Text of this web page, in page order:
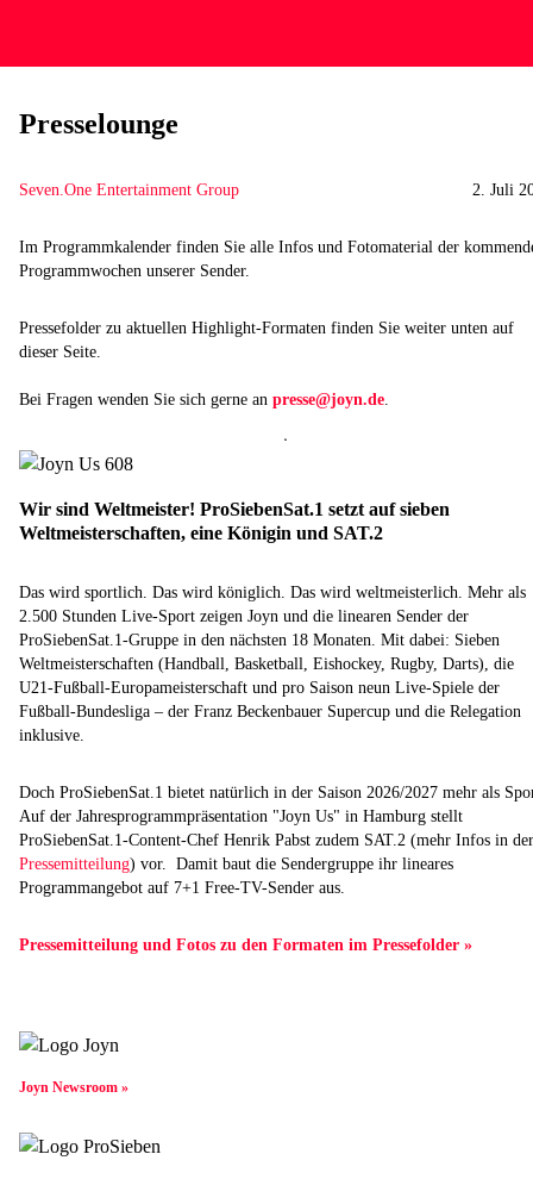
Presselounge
Seven.One Entertainment Group 2. Juli
Im Programmkalender finden Sie alle Infos und Fotomaterial der
Programmwochen unserer Sender.
Pressefolder zu aktuellen Highlight-Formaten finden Sie weiter unten auf
dieser Seite.
Bei Fragen wenden Sie sich gerne an presse@joyn.de.
Wir sind Weltmeister! ProSiebenSat.1 setzt auf sieben
Weltmeisterschaften, eine Königin und SAT.2
Das wird sportlich. Das wird königlich. Das wird weltmeisterlich. Mehr als
2.500 Stunden Live-Sport zeigen Joyn und die linearen Sender der
ProSiebenSat.1-Gruppe in den nächsten 18 Monaten. Mit dabei: Sieben
Weltmeisterschaften (Handball, Basketball, Eishockey, Rugby, Darts), die
U21-Fußball-Europameisterschaft und pro Saison neun Live-Spiele der
Fußball-Bundesliga – der Franz Beckenbauer Supercup und die Relegation
inklusive.
Doch ProSiebenSat.1 bietet natürlich in der Saison 2026/2027 mehr als
Auf der Jahresprogrammpräsentation "Joyn Us" in Hamburg stellt
ProSiebenSat.1-Content-Chef Henrik Pabst zudem SAT.2 (mehr Infos in der
Pressemitteilung) vor. Damit baut die Sendergruppe ihr lineares
Programmangebot auf 7+1 Free-TV-Sender aus.
Pressemitteilung und Fotos zu den Formaten im Pressefolder »
Joyn Newsroom »